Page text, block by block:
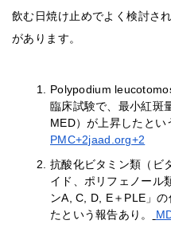
飲む日焼け止めでよく検討さ
があります。
Polypodium
臨床試験で、最小紅斑
MED）が上昇したとい
PMC+2jaad.org+2
抗酸化ビタミン類（ビ
イド、ポリフェノール
ンA, C, D, E＋PLE」
たという報告あり。